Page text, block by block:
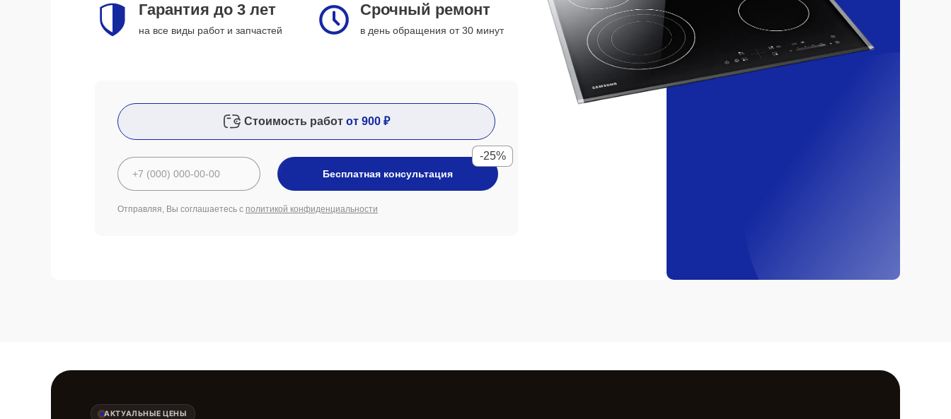
Гарантия до 3 лет
на все виды работ и запчастей
Срочный ремонт
в день обращения от 30 минут
Стоимость работ от 900 ₽
Бесплатная консультация
-25%
Отправляя, Вы соглашаетесь с политикой конфиденциальности
АКТУАЛЬНЫЕ ЦЕНЫ